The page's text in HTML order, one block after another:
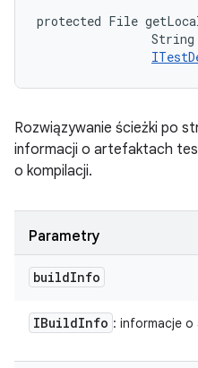
protected File
Rozwiązywanie ścieżki po
informacji o artefaktach
o kompilacji.
Parametry
buildInfo
IBuildInfo : informacje o